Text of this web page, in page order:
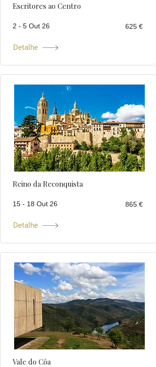
Escritores ao Centro
2 - 5 Out 26 625 €
Detalhe
Reino da Reconquista
15 - 18 Out 26 865 €
Detalhe
Vale do Côa